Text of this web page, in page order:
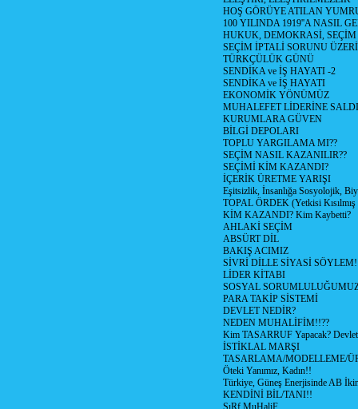
HOŞ GÖRÜYE ATILAN
100 YILINDA 1919''A NASIL
HUKUK, DEMOKRASİ, SEÇİM
SEÇİM İPTALİ SORUNU
TÜRKÇÜLÜK GÜNÜ
SENDİKA ve İŞ HAYATI -2
SENDİKA ve İŞ HAYATI
EKONOMİK YÖNÜMÜZ
MUHALEFET LİDERİNE
KURUMLARA GÜVEN
BİLGİ DEPOLARI
TOPLU YARGILAMA MI??
SEÇİM NASIL KAZANILIR??
SEÇİMİ KİM KAZANDI?
İÇERİK ÜRETME YARIŞI
Eşitsizlik, İnsanlığa Sosyolojik,
TOPAL ÖRDEK (Yetkisi
KİM KAZANDI? Kim Kaybetti?
AHLAKİ SEÇİM
ABSÜRT DİL
BAKIŞ ACIMIZ
SİVRİ DİLLE SİYASİ
LİDER KİTABI
SOSYAL
PARA TAKİP SİSTEMİ
DEVLET NEDİR?
NEDEN MUHALİFİM!!??
Kim TASARRUF Yapacak? Devlet
İSTİKLAL MARŞI
TASARLAMA/MODELLEME/
Öteki Yanımız, Kadın!!
Türkiye, Güneş Enerjisinde AB
KENDİNİ BİL/TANI!!
SıRf MuHaliF